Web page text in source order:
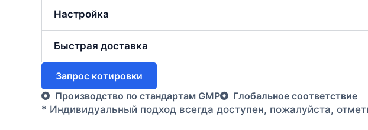
Настройка
Быстрая доставка
Запрос котировки
Производство по стандартам GMP
Глобальное соответствие
* Индивидуальный подход всегда доступен, пожалуйста,